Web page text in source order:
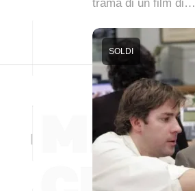
trama di un film di…
SOLDI